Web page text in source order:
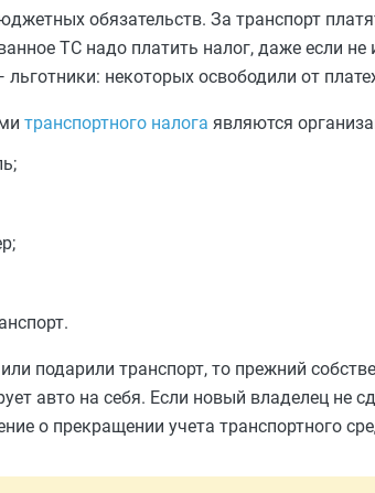
обязательств. За транспорт
ТС надо платить налог, даже если не
некоторых освободили от
транспортного налога являются
подарили транспорт, то прежний
авто на себя. Если новый владелец не
о прекращении учета транспортного